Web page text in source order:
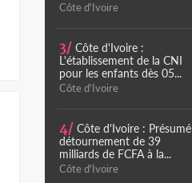
Côte d'Ivoire
3/ Côte d'Ivoire :
L'établissement de la CNI
pour les enfants dès 05...
Côte d'Ivoire
4/ Côte d'Ivoire : Présumé
détournement de 39
milliards de FCFA à la...
Côte d'Ivoire